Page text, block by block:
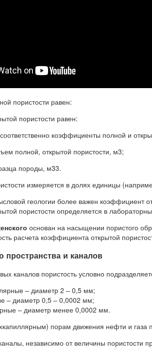
пористости равен:
пористости равен:
коэффициенты полной и
полной, открытой пористости, м3;
породы, м33.
измеряется в долях единицы
геологии более важен коэффициент
пористости определяется в
основан на насыщении пористого
расчета коэффициента открытой
пространства и каналов
каналов пористость условно
– диаметр 2 – 0,5 мм;
– диаметр 0,5 – 0,0002 мм;
– диаметр менее 0,0002 мм.
порам движения нефти и газа
независимо от величины пористости